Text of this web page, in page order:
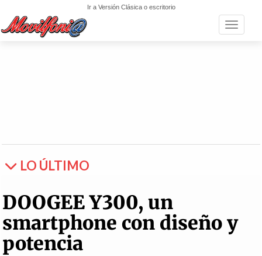
Ir a Versión Clásica o escritorio
Toggle
LO ÚLTIMO
DOOGEE Y300, un
smartphone con diseño y
potencia